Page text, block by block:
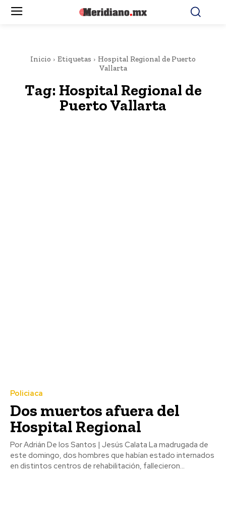
Inicio Etiquetas
Hospital Regional de Puerto
Vallarta
Tag: Hospital Regional de
Puerto Vallarta
Policiaca
Dos muertos afuera del
Hospital Regional
Por Adrián De los Santos | Jesús Calata La madrugada de
este domingo, dos hombres que habían estado internados
en distintos centros de rehabilitación, fallecieron...